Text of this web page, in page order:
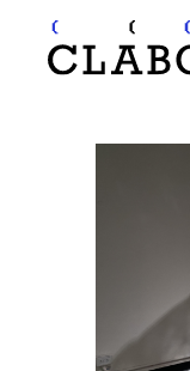
匯集關於文
報導和評述，